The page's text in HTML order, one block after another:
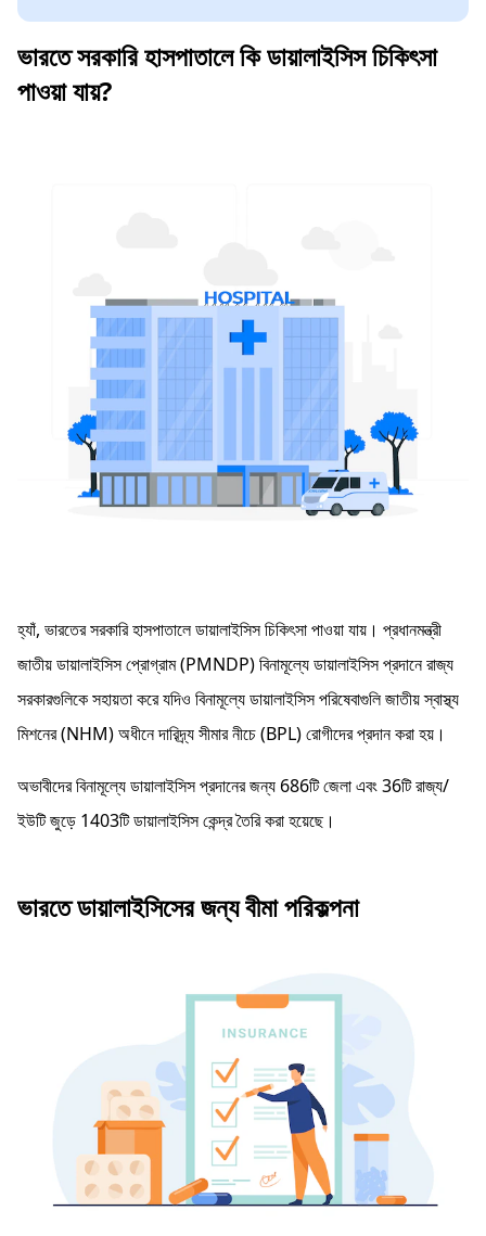
ভারতে সরকারি হাসপাতালে কি ডায়ালাইসিস চিকিৎসা
পাওয়া যায়?
হ্যাঁ, ভারতের সরকারি হাসপাতালে ডায়ালাইসিস চিকিৎসা পাওয়া যায়। প্রধানমন্ত্রী
জাতীয় ডায়ালাইসিস প্রোগ্রাম (PMNDP) বিনামূল্যে ডায়ালাইসিস প্রদানে রাজ্য
সরকারগুলিকে সহায়তা করে যদিও বিনামূল্যে ডায়ালাইসিস পরিষেবাগুলি জাতীয় স্বাস্থ্য
মিশনের (NHM) অধীনে দারিদ্র্য সীমার নীচে (BPL) রোগীদের প্রদান করা হয়।
অভাবীদের বিনামূল্যে ডায়ালাইসিস প্রদানের জন্য 686টি জেলা এবং 36টি রাজ্য/
ইউটি জুড়ে 1403টি ডায়ালাইসিস কেন্দ্র তৈরি করা হয়েছে।
ভারতে ডায়ালাইসিসের জন্য বীমা পরিকল্পনা